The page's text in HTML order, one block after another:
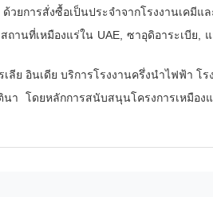
ยการสั่งซื้อเป็นประจําจากโรงงานเคมีแ
ถานที่เหมืองแร่ใน UAE, ซาอุดิอาระเบีย,
ลีย อินเดีย บริการโรงงานครึ่งนําไฟฟ้า โ
า โดยหลักการสนับสนุนโครงการเหมือง